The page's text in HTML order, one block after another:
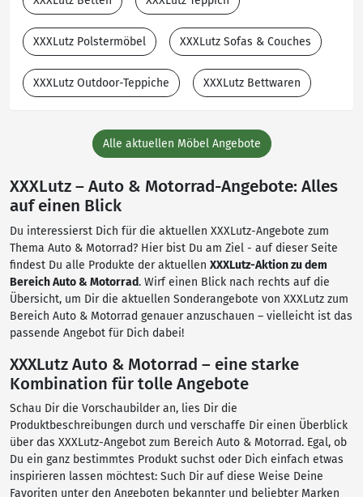
XXXLutz Polstermöbel XXXLutz Sofas & Couches
XXXLutz Outdoor-Teppiche XXXLutz Bettwaren
Alle aktuellen Möbel Angebote
XXXLutz – Auto & Motorrad-Angebote: Alles
auf einen Blick
Du interessierst Dich für die aktuellen XXXLutz-Angebote zum
Thema Auto & Motorrad? Hier bist Du am Ziel - auf dieser Seite
findest Du alle Produkte der aktuellen XXXLutz-Aktion zu dem
Bereich Auto & Motorrad. Wirf einen Blick nach rechts auf die
Übersicht, um Dir die aktuellen Sonderangebote von XXXLutz zum
Bereich Auto & Motorrad genauer anzuschauen – vielleicht ist das
passende Angebot für Dich dabei!
XXXLutz Auto & Motorrad – eine starke
Kombination für tolle Angebote
Schau Dir die Vorschaubilder an, lies Dir die
Produktbeschreibungen durch und verschaffe Dir einen Überblick
über das XXXLutz-Angebot zum Bereich Auto & Motorrad. Egal, ob
Du ein ganz bestimmtes Produkt suchst oder Dich einfach etwas
inspirieren lassen möchtest: Such Dir auf diese Weise Deine
Favoriten unter den Angeboten bekannter und beliebter Marken